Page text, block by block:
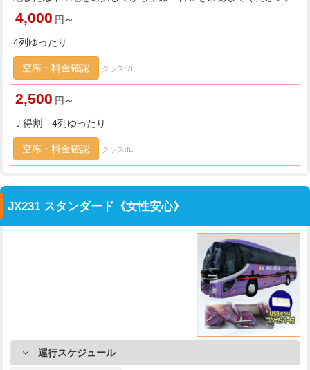
4,000 円～
4列ゆったり
空席・料金確認 クラス:7L
2,500 円～
Ｊ得割 4列ゆったり
空席・料金確認 クラス:IL
JX231 スタンダード《女性安心》
運行スケジュール